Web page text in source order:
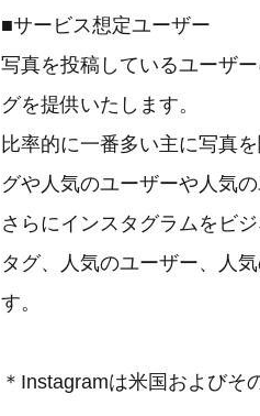
■サービス想定ユーザー
写真を投稿しているユーザ
グを提供いたします。
比率的に一番多い主に写真
グや人気のユーザーや人気
さらにインスタグラムをビ
タグ、人気のユーザー、人
す。
＊Instagramは米国およびそ